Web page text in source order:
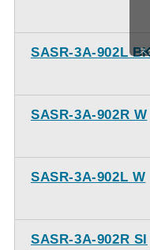
SASR-3A-902L
SASR-3A-902R W
SASR-3A-902L W
SASR-3A-902R SI
ス